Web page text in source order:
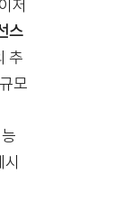
저
스
추
모